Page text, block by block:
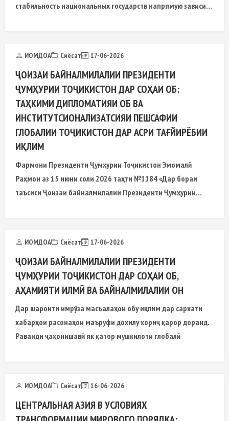
стабильность национальных государств напрямую зависит
ИОМДОА Сиёсат 17-06-2026
ҶОИЗАИ БАЙНАЛМИЛАЛИИ ПРЕЗИДЕНТИ
ҶУМҲУРИИ ТОҶИКИСТОН ДАР СОҲАИ ОБ:
ТАҲКИМИ ДИПЛОМАТИЯИ ОБ ВА
ИНСТИТУТСИОНАЛИЗАТСИЯИ ПЕШСАФИИ
ГЛОБАЛИИ ТОҶИКИСТОН ДАР АСРИ ТАҒЙИРЁБИИ
ИҚЛИМ
Фармони Президенти Ҷумҳурии Тоҷикистон Эмомалӣ
Раҳмон аз 15 июни соли 2026 таҳти №1184 «Дар бораи
таъсиси Ҷоизаи байналмилалии Президенти Ҷумҳурии
ИОМДОА Сиёсат 17-06-2026
ҶОИЗАИ БАЙНАЛМИЛАЛИИ ПРЕЗИДЕНТИ
ҶУМҲУРИИ ТОҶИКИСТОН ДАР СОҲАИ ОБ,
АҲАМИЯТИ ИЛМӢ ВА БАЙНАЛМИЛАЛИИ ОН
Дар шароити имрӯза масъалаҳои обу иқлим дар сархати
хабарҳои расонаҳои маъруфи дохилу хориҷ қарор доранд.
Раванди ҷаҳонишавӣ як қатор мушкилоти глобалӣ
ИОМДОА Сиёсат 16-06-2026
ЦЕНТРАЛЬНАЯ АЗИЯ В УСЛОВИЯХ